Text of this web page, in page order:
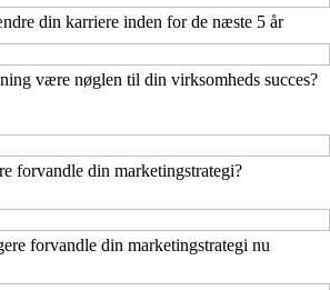
din karriere inden for de næste 5 år
være nøglen til din virksomheds succes?
forvandle din marketingstrategi?
forvandle din marketingstrategi nu